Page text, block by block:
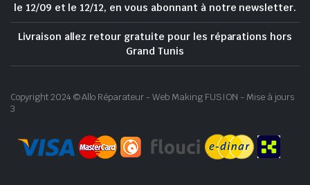
le 12/09 et le 12/12, en vous abonnant à notre newsletter.
Livraison allez retour gratuite pour les réparations hors
Grand Tunis
Copyright 2024 © Allo Réparateur - Web Making FUSION - Mise à jours
3